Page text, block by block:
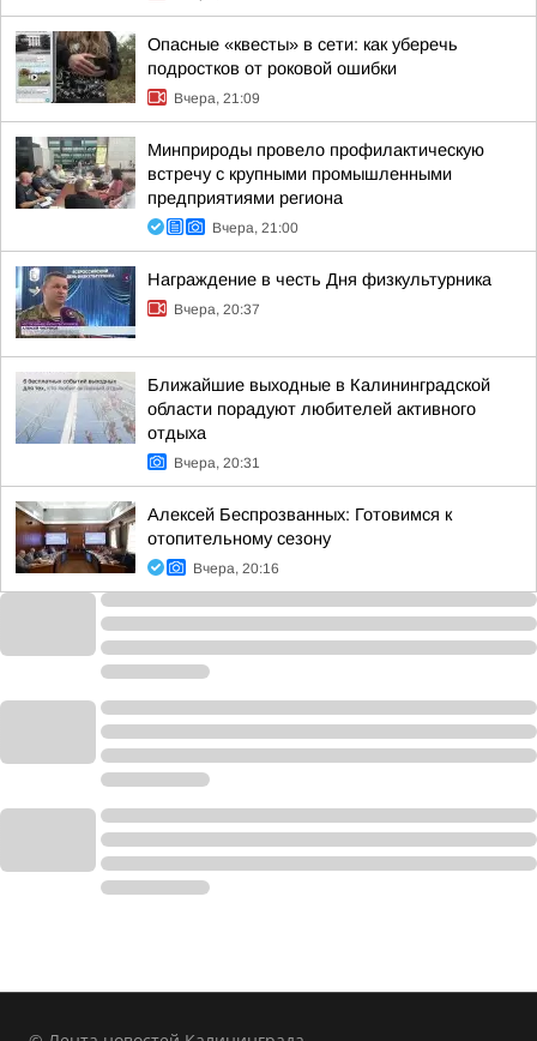
Опасные «квесты» в сети: как уберечь
подростков от роковой ошибки
Вчера, 21:09
Минприроды провело профилактическую
встречу с крупными промышленными
предприятиями региона
Вчера, 21:00
Награждение в честь Дня физкультурника
Вчера, 20:37
Ближайшие выходные в Калининградской
области порадуют любителей активного
отдыха
Вчера, 20:31
Алексей Беспрозванных: Готовимся к
отопительному сезону
Вчера, 20:16